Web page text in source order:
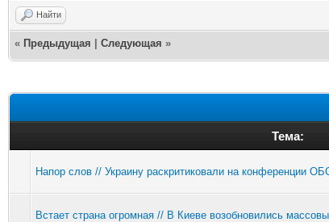
Найти
« Предыдущая Следующая »
Тема:
Напор слов // Украину раскритиковали на конференции
Встает страна огромная // В Киеве возобновились